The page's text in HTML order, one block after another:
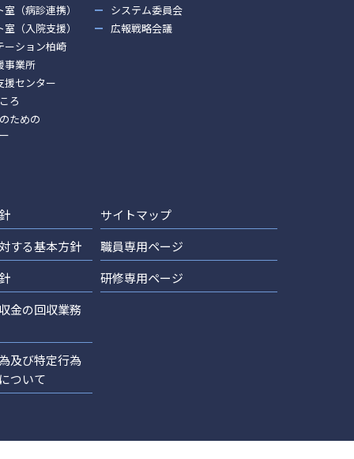
（病診連携）
（入院支援）
ーション柏崎
事業所
援センター
ろ
ための
システム委員会
広報戦略会議
する基本方針
金の回収業務
及び特定行為
ついて
サイトマップ
職員専用ページ
研修専用ページ